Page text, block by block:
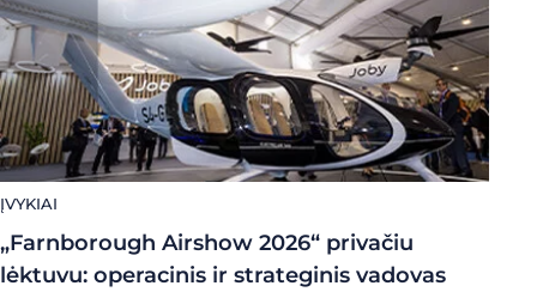
ĮVYKIAI
„Farnborough Airshow 2026“ privačiu
lėktuvu: operacinis ir strateginis vadovas